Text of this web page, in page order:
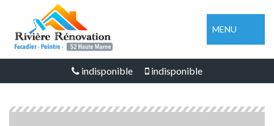
MENU
indisponible indisponible